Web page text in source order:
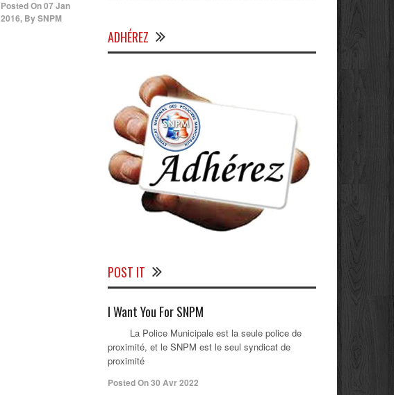
Posted On07 Jan
2016, BySNPM
ADHÉREZ
POST IT
I Want You For SNPM
La Police Municipale est la seule police de
proximité, et le SNPM est le seul syndicat de
proximité
Posted On 30 Avr 2022